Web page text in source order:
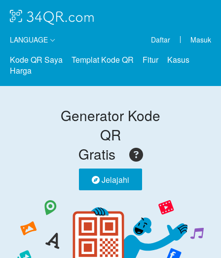
LANGUAGE Daftar Masuk
Kode QR Saya Templat Kode QR Fitur
Kasus
Harga
Generator Kode
QR
Gratis
Jelajahi